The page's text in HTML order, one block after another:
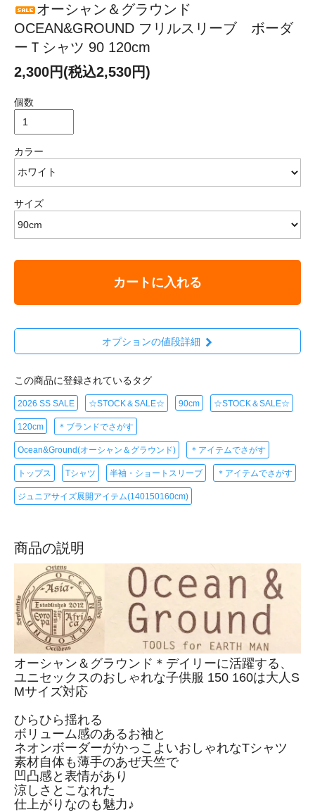
オーシャン＆グラウンド
OCEAN&GROUND フリルスリーブ ボーダ
ーＴシャツ 90 120cm
2,300円(税込2,530円)
個数
カラー
サイズ
カートに入れる
オプションの値段詳細
この商品に登録されているタグ
2026 SS SALE ☆STOCK＆SALE☆ 90cm ☆STOCK＆SALE☆
120cm ＊ブランドでさがす
Ocean&Ground(オーシャン＆グラウンド) ＊アイテムでさがす
トップス Tシャツ 半袖・ショートスリーブ ＊アイテムでさがす
ジュニアサイズ展開アイテム(140150160cm)
商品の説明
オーシャン＆グラウンド＊デイリーに活躍する、
ユニセックスのおしゃれな子供服 150 160は大人S
Mサイズ対応
ひらひら揺れる
ボリューム感のあるお袖と
ネオンボーダーがかっこよいおしゃれなTシャツ
素材自体も薄手のあぜ天竺で
凹凸感と表情があり
涼しさとこなれた
仕上がりなのも魅力♪